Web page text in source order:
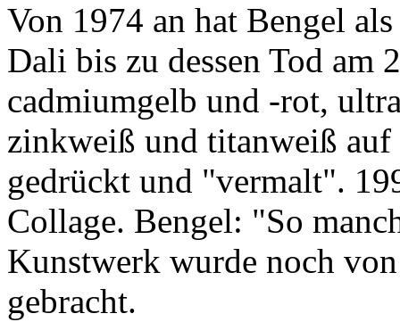
Von 1974 an hat Bengel
Dali bis zu dessen Tod am
cadmiumgelb und -rot,
zinkweiß und titanweiß
gedrückt und "vermalt".
Collage. Bengel: "So
Kunstwerk wurde noch
gebracht.